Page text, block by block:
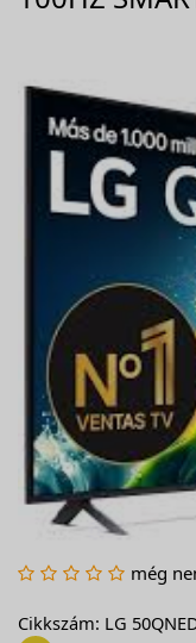
még
Cikkszám: LG